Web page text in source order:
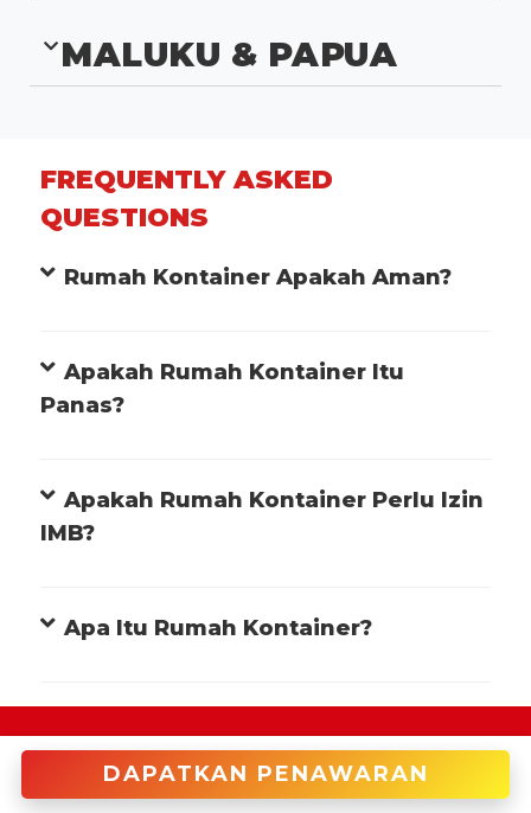
DAPATKAN PENAWARAN
MALUKU & PAPUA
FREQUENTLY ASKED
QUESTIONS
Rumah Kontainer Apakah Aman?
Apakah Rumah Kontainer Itu
Panas?
Apakah Rumah Kontainer Perlu Izin
IMB?
Apa Itu Rumah Kontainer?
+622122946966 (Cakung)
enquiries@tradecorp.co.id